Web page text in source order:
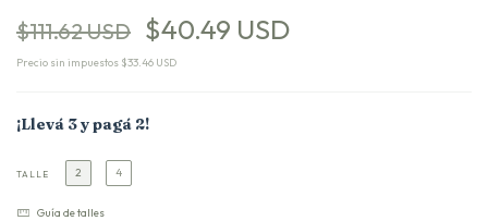
$111.62 USD $40.49 USD
Precio sin impuestos $33.46 USD
¡Llevá 3 y pagá 2!
TALLE 2 4
Guía de talles